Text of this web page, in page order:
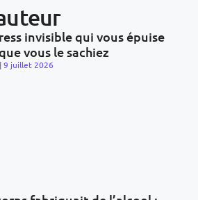
invisible qui vous épuise
vous le sachiez
9 juillet 2026